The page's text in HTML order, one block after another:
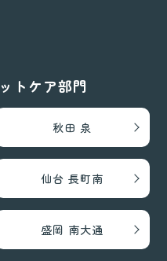
トケア部門
秋田 泉
仙台 長町南
盛岡 南大通